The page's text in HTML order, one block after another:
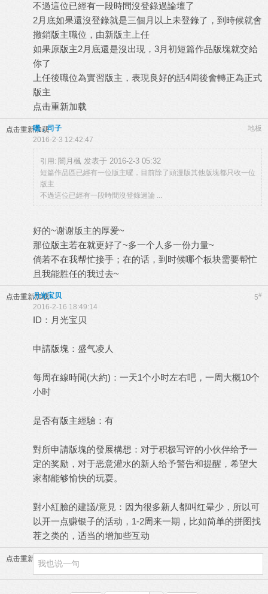
不過這位已經有一段時間沒登錄過論壇了
2月底如果還沒登錄就是三個月以上未登錄了，到時候就會
撤銷版主職位，由新版主上任
如果原版主2月底還是沒出現，3月初短篇作品版塊就交給
你了
上任後職位為實習版主，表現良好的話4周後會轉正為正式
版主
点击重新加载
点击重新加载 地板
嘿，司子
2016-2-3 12:42:47
引用: 闇月楓 发表于 2016-2-3 05:32
短篇作品區已經有一位版主囉，目前除了頭漫版其他版塊都只收一位
版主
不過這位已經有一段時間沒登錄過論 ...
好的~谢谢版主的厚爱~
那位版主若在就更好了~多一个人多一份力量~
倘若不在我帮忙接手；在的话，到时候哪个板块需要帮忙
且我能胜任的我过去~
点击重新加载 5#
月光宝贝
2016-2-16 18:49:14
ID：月光宝贝
申請版塊：盛气凌人
每周在線時間(大約)：一天1个小时左右吧，一周大概10个
小时
是否有版主經驗：有
對所申請版塊的發展構想：对于积极写评的小伙伴给予一
定的奖励，对于恶意灌水的新人给予警告和提醒，希望大
家都能够愉快的玩耍。
對小紅臉的建議/意見：因为很多新人都叫红晕少，所以可
以开一点赚银子的活动，1-2周来一期，比如简单的拼图找
茬之类的，适当的增加些互动
点击重新加载